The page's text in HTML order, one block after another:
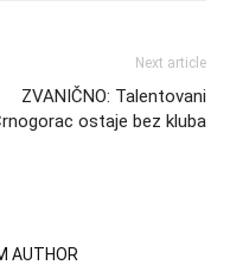
Next article
ZVANIČNO: Talentovani
ostaje bez kluba
AUTHOR